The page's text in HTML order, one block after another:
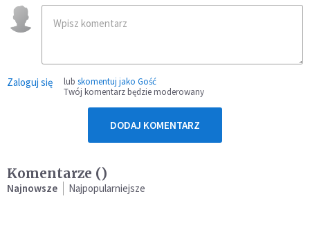
Zaloguj się lub skomentuj jako Gość
Twój komentarz będzie moderowany
DODAJ KOMENTARZ
Komentarze ()
Najnowsze Najpopularniejsze